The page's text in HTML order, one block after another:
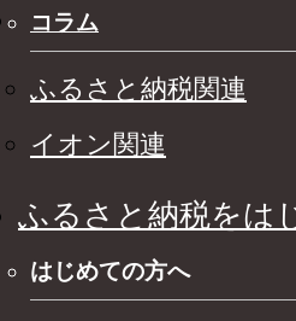
コラム
ふるさと納税関連
イオン関連
ふるさと納税をは
はじめての方へ